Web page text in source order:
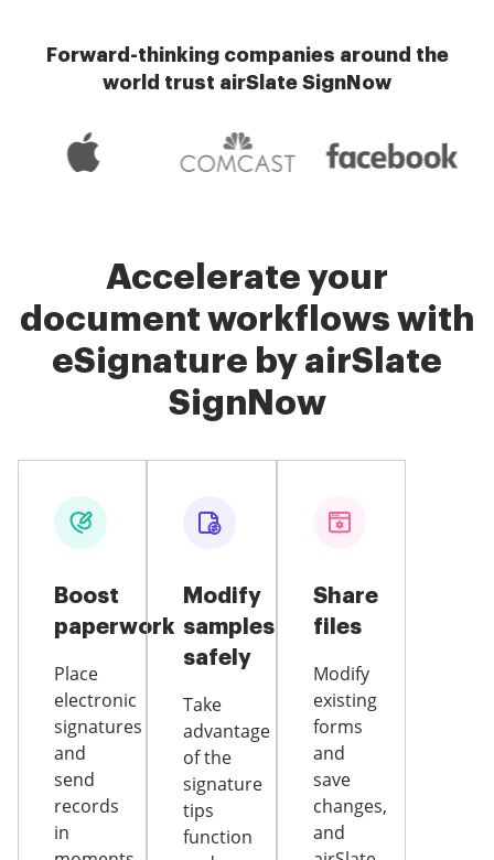
Forward-thinking companies around the
world trust airSlate SignNow
Accelerate your
document workflows with
eSignature by airSlate
SignNow
Boost
paperwork
Place
electronic
signatures
and
send
records
in
Modify
samples
safely
Take
advantage
of the
signature
tips
function
Share
files
Modify
existing
forms
and
save
changes,
and